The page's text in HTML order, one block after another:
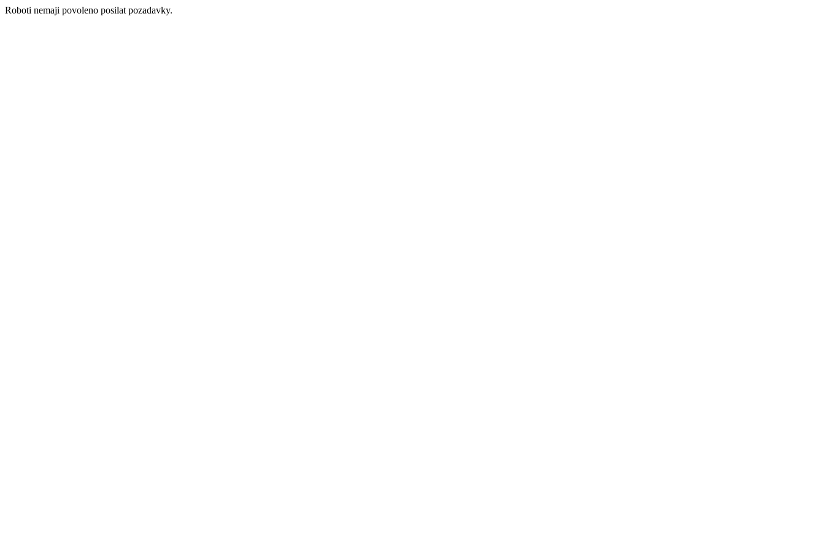
Roboti nemaji povoleno posilat pozadavky.